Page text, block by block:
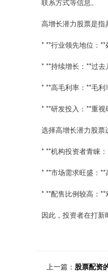
联系方式等信息。
高增长潜力股票是指
* **行业领先地位：**
* **持续增长：**过去
* **高毛利率：**毛利
* **研发投入：**重视
选择高增长潜力股票
* **机构投资者青睐
* **市场需求旺盛：
* **配售比例较高：
因此，投资者在打新
上一篇： 股票配资